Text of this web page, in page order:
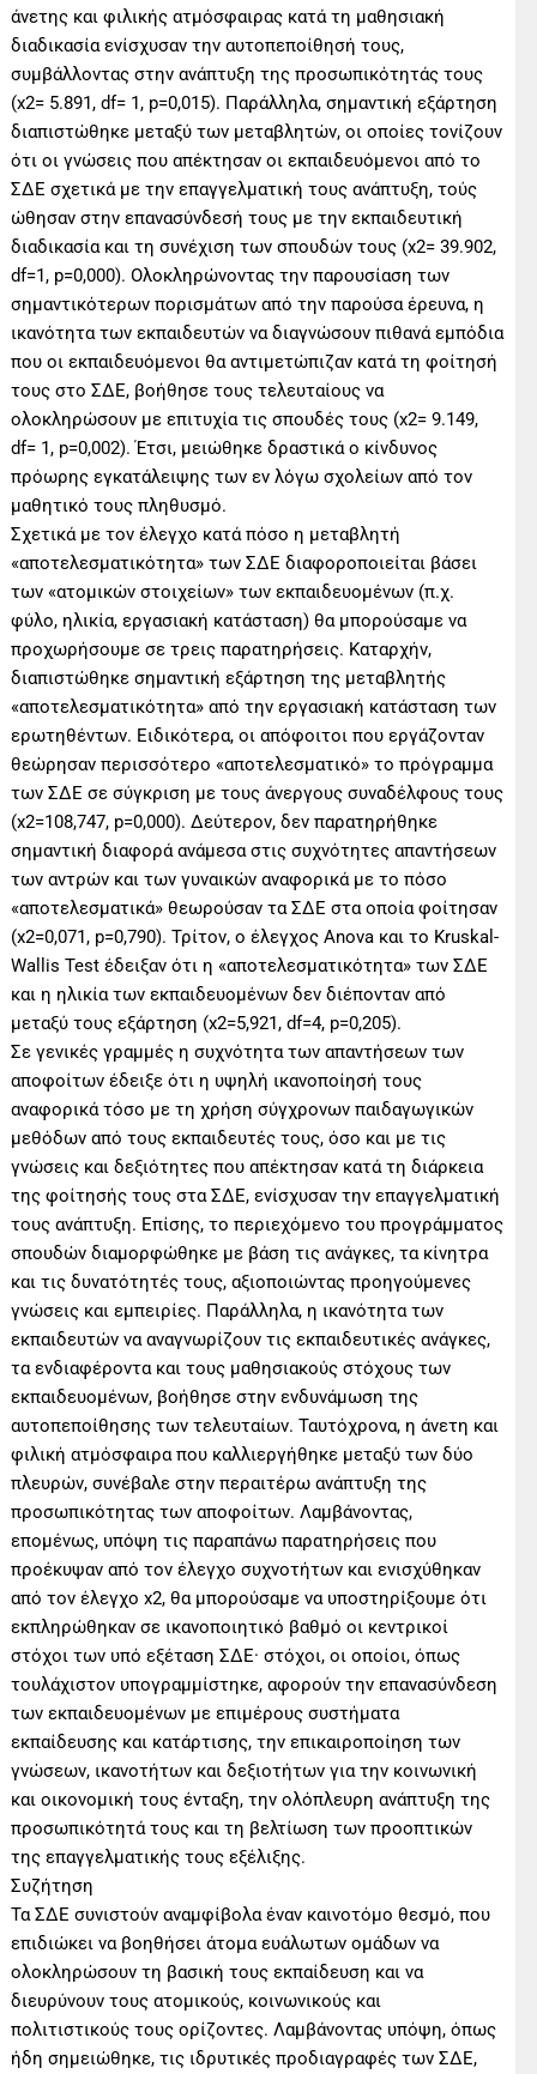
άνετης και φιλικής ατμόσφαιρας κατά τη μαθησιακή
διαδικασία ενίσχυσαν την αυτοπεποίθησή τους,
συμβάλλοντας στην ανάπτυξη της προσωπικότητάς τους
(x2= 5.891, df= 1, p=0,015). Παράλληλα, σημαντική εξάρτηση
διαπιστώθηκε μεταξύ των μεταβλητών, οι οποίες τονίζουν
ότι οι γνώσεις που απέκτησαν οι εκπαιδευόμενοι από το
ΣΔΕ σχετικά με την επαγγελματική τους ανάπτυξη, τούς
ώθησαν στην επανασύνδεσή τους με την εκπαιδευτική
διαδικασία και τη συνέχιση των σπουδών τους (x2= 39.902,
df=1, p=0,000). Ολοκληρώνοντας την παρουσίαση των
σημαντικότερων πορισμάτων από την παρούσα έρευνα, η
ικανότητα των εκπαιδευτών να διαγνώσουν πιθανά εμπόδια
που οι εκπαιδευόμενοι θα αντιμετώπιζαν κατά τη φοίτησή
τους στο ΣΔΕ, βοήθησε τους τελευταίους να
ολοκληρώσουν με επιτυχία τις σπουδές τους (x2= 9.149,
df= 1, p=0,002). Έτσι, μειώθηκε δραστικά ο κίνδυνος
πρόωρης εγκατάλειψης των εν λόγω σχολείων από τον
μαθητικό τους πληθυσμό.
Σχετικά με τον έλεγχο κατά πόσο η μεταβλητή
«αποτελεσματικότητα» των ΣΔΕ διαφοροποιείται βάσει
των «ατομικών στοιχείων» των εκπαιδευομένων (π.χ.
φύλο, ηλικία, εργασιακή κατάσταση) θα μπορούσαμε να
προχωρήσουμε σε τρεις παρατηρήσεις. Καταρχήν,
διαπιστώθηκε σημαντική εξάρτηση της μεταβλητής
«αποτελεσματικότητα» από την εργασιακή κατάσταση των
ερωτηθέντων. Ειδικότερα, οι απόφοιτοι που εργάζονταν
θεώρησαν περισσότερο «αποτελεσματικό» το πρόγραμμα
των ΣΔΕ σε σύγκριση με τους άνεργους συναδέλφους τους
(x2=108,747, p=0,000). Δεύτερον, δεν παρατηρήθηκε
σημαντική διαφορά ανάμεσα στις συχνότητες απαντήσεων
των αντρών και των γυναικών αναφορικά με το πόσο
«αποτελεσματικά» θεωρούσαν τα ΣΔΕ στα οποία φοίτησαν
(x2=0,071, p=0,790). Τρίτον, ο έλεγχος Anova και το Kruskal-
Wallis Test έδειξαν ότι η «αποτελεσματικότητα» των ΣΔΕ
και η ηλικία των εκπαιδευομένων δεν διέπονταν από
μεταξύ τους εξάρτηση (x2=5,921, df=4, p=0,205).
Σε γενικές γραμμές η συχνότητα των απαντήσεων των
αποφοίτων έδειξε ότι η υψηλή ικανοποίησή τους
αναφορικά τόσο με τη χρήση σύγχρονων παιδαγωγικών
μεθόδων από τους εκπαιδευτές τους, όσο και με τις
γνώσεις και δεξιότητες που απέκτησαν κατά τη διάρκεια
της φοίτησής τους στα ΣΔΕ, ενίσχυσαν την επαγγελματική
τους ανάπτυξη. Επίσης, το περιεχόμενο του προγράμματος
σπουδών διαμορφώθηκε με βάση τις ανάγκες, τα κίνητρα
και τις δυνατότητές τους, αξιοποιώντας προηγούμενες
γνώσεις και εμπειρίες. Παράλληλα, η ικανότητα των
εκπαιδευτών να αναγνωρίζουν τις εκπαιδευτικές ανάγκες,
τα ενδιαφέροντα και τους μαθησιακούς στόχους των
εκπαιδευομένων, βοήθησε στην ενδυνάμωση της
αυτοπεποίθησης των τελευταίων. Ταυτόχρονα, η άνετη και
φιλική ατμόσφαιρα που καλλιεργήθηκε μεταξύ των δύο
πλευρών, συνέβαλε στην περαιτέρω ανάπτυξη της
προσωπικότητας των αποφοίτων. Λαμβάνοντας,
επομένως, υπόψη τις παραπάνω παρατηρήσεις που
προέκυψαν από τον έλεγχο συχνοτήτων και ενισχύθηκαν
από τον έλεγχο x2, θα μπορούσαμε να υποστηρίξουμε ότι
εκπληρώθηκαν σε ικανοποιητικό βαθμό οι κεντρικοί
στόχοι των υπό εξέταση ΣΔΕ· στόχοι, οι οποίοι, όπως
τουλάχιστον υπογραμμίστηκε, αφορούν την επανασύνδεση
των εκπαιδευομένων με επιμέρους συστήματα
εκπαίδευσης και κατάρτισης, την επικαιροποίηση των
γνώσεων, ικανοτήτων και δεξιοτήτων για την κοινωνική
και οικονομική τους ένταξη, την ολόπλευρη ανάπτυξη της
προσωπικότητά τους και τη βελτίωση των προοπτικών
της επαγγελματικής τους εξέλιξης.
Συζήτηση
Τα ΣΔΕ συνιστούν αναμφίβολα έναν καινοτόμο θεσμό, που
επιδιώκει να βοηθήσει άτομα ευάλωτων ομάδων να
ολοκληρώσουν τη βασική τους εκπαίδευση και να
διευρύνουν τους ατομικούς, κοινωνικούς και
πολιτιστικούς τους ορίζοντες. Λαμβάνοντας υπόψη, όπως
ήδη σημειώθηκε, τις ιδρυτικές προδιαγραφές των ΣΔΕ,